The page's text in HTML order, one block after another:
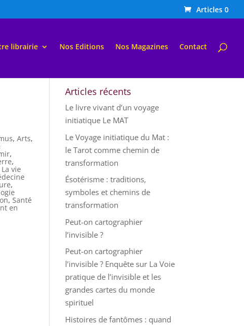
Articles 0
librairie Nos Editions Nos Magazines Contact
,Arts,
,
,
La vie
,
,Santé
en
Articles récents
Le livre vivant d’un voyage
initiatique Le MAT
Le Voyage initiatique du Mat :
le Tarot comme chemin de
transformation
Ésotérisme : traditions,
symboles et chemins de
transformation
Peut-on cartographier
l’invisible ?
Peut-on cartographier
l’invisible ? Enquête sur La Voie
pratique de l’invisible et les
grandes cartes du monde
spirituel
Histoires de fantômes : quand